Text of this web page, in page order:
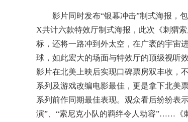
影片同时发布“银幕冲击”制式海报，
X共计六款特效厅制式海报，此次《刺猬
标，还将一路冲到外太空，在广袤的宇宙
球，如此宏大的场面与特效厅的顶级视听
影片在北美上映后实现口碑票房双丰收，
系列及游戏改编电影最佳，更是拿下北美
系列前作同期最佳表现。观众看后纷纷表
演”、“索尼克小队的羁绊令人动容”……《